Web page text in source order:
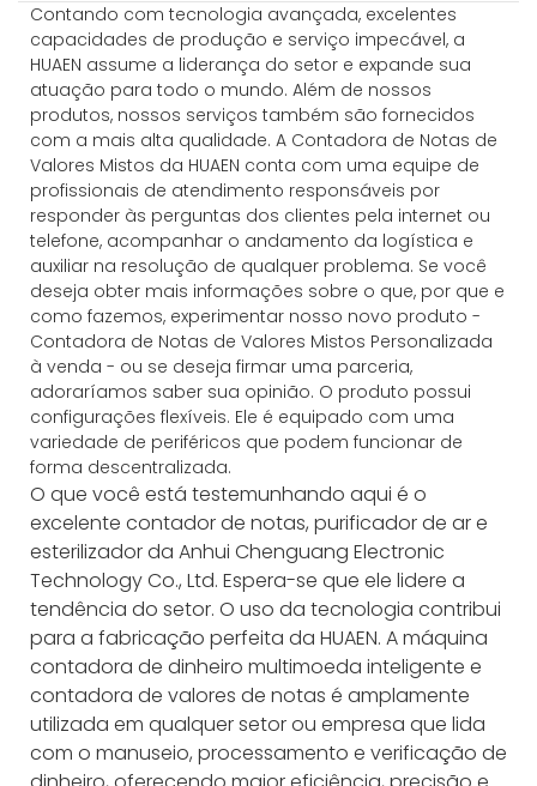
Contando com tecnologia avançada, excelentes
capacidades de produção e serviço impecável, a
HUAEN assume a liderança do setor e expande sua
atuação para todo o mundo. Além de nossos
produtos, nossos serviços também são fornecidos
com a mais alta qualidade. A Contadora de Notas de
Valores Mistos da HUAEN conta com uma equipe de
profissionais de atendimento responsáveis ​​por
responder às perguntas dos clientes pela internet ou
telefone, acompanhar o andamento da logística e
auxiliar na resolução de qualquer problema. Se você
deseja obter mais informações sobre o que, por que e
como fazemos, experimentar nosso novo produto -
Contadora de Notas de Valores Mistos Personalizada
à venda - ou se deseja firmar uma parceria,
adoraríamos saber sua opinião. O produto possui
configurações flexíveis. Ele é equipado com uma
variedade de periféricos que podem funcionar de
forma descentralizada.
O que você está testemunhando aqui é o
excelente contador de notas, purificador de ar e
esterilizador da Anhui Chenguang Electronic
Technology Co., Ltd. Espera-se que ele lidere a
tendência do setor. O uso da tecnologia contribui
para a fabricação perfeita da HUAEN. A máquina
contadora de dinheiro multimoeda inteligente e
contadora de valores de notas é amplamente
utilizada em qualquer setor ou empresa que lida
com o manuseio, processamento e verificação de